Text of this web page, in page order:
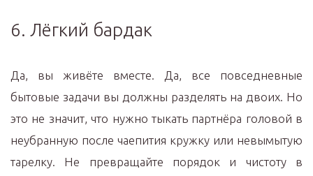
6. Лёгкий бардак
Да, вы живёте вместе. Да, все повседневные
бытовые задачи вы должны разделять на двоих. Но
это не значит, что нужно тыкать партнёра головой в
неубранную после чаепития кружку или невымытую
тарелку. Не превращайте порядок и чистоту в